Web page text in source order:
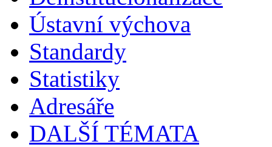
Ústavní výchova
Standardy
Statistiky
Adresáře
DALŠÍ TÉMATA